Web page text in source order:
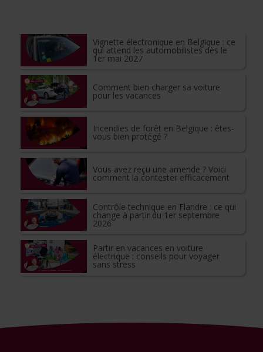
Vignette électronique en Belgique : ce
qui attend les automobilistes dès le
1er mai 2027
Comment bien charger sa voiture
pour les vacances
Incendies de forêt en Belgique : êtes-
vous bien protégé ?
Vous avez reçu une amende ? Voici
comment la contester efficacement
Contrôle technique en Flandre : ce qui
change à partir du 1er septembre
2026
Partir en vacances en voiture
électrique : conseils pour voyager
sans stress